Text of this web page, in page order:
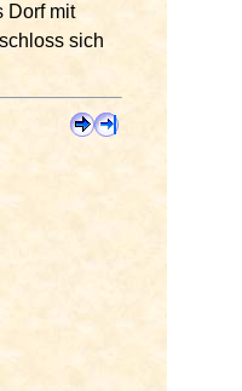
Dorf mit
sich